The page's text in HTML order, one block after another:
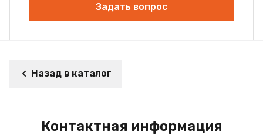
Задать вопрос
Назад в каталог
Контактная информация